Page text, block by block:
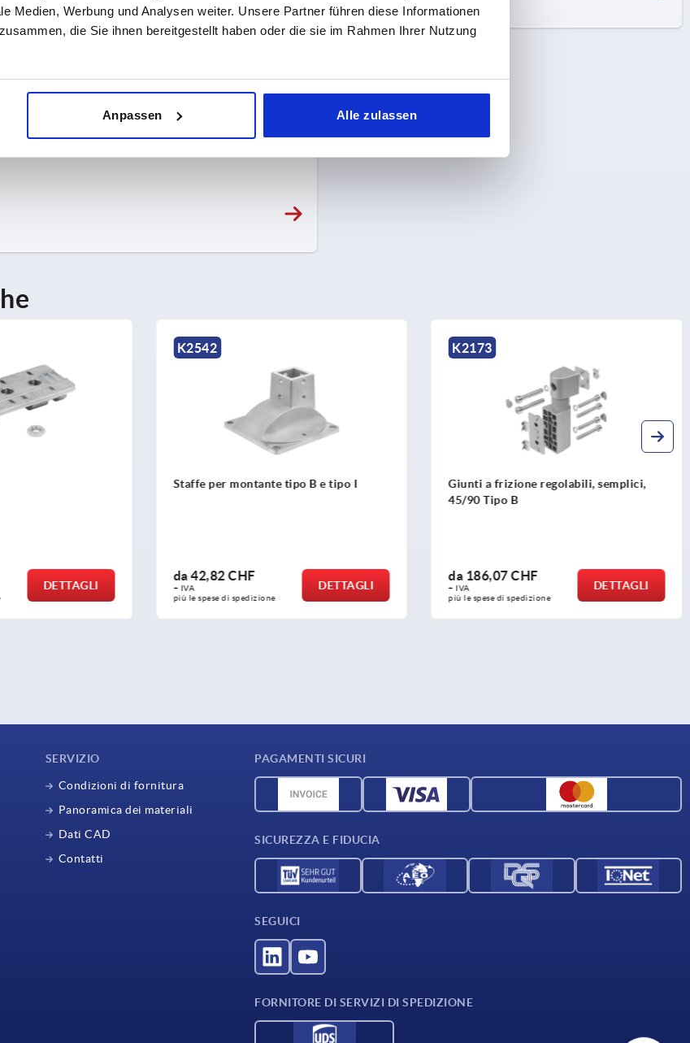
Medien, Werbung und Analysen weiter. Unsere Partner führen diese Informationen
die Sie ihnen bereitgestellt haben oder die sie im Rahmen Ihrer Nutzung
Anpassen Alle zulassen
DETTAGLI
K2542
Staffe per montante tipo B e tipo I
42,82 CHF
più le spese di spedizione
DETTAGLI
K2173
Giunti a frizione regolabili, semplici,
45/90 Tipo B
186,07 CHF
più le spese di spedizione
DETTAGLI
SERVIZIO
Condizioni di fornitura
Panoramica dei materiali
Dati CAD
Contatti
PAGAMENTI SICURI
SICUREZZA E FIDUCIA
SEGUICI
FORNITORE DI SERVIZI DI SPEDIZIONE